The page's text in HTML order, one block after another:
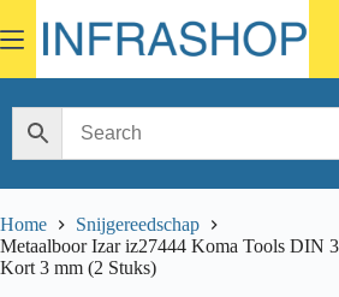
to
content
Home
Snijgereedschap
Metaalboor Izar iz27444 Koma Tools DIN
Kort 3 mm (2 Stuks)